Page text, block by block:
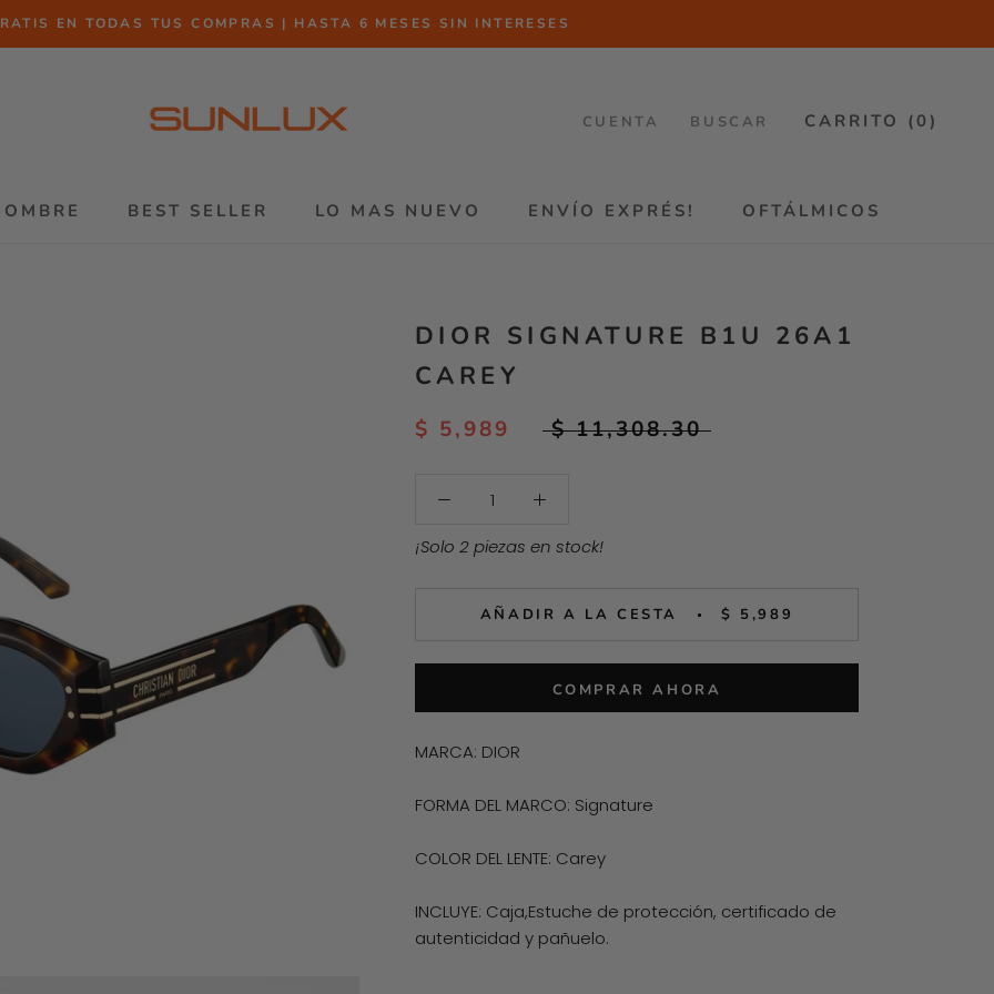
EN TODAS TUS COMPRAS | HASTA 6 MESES SIN INTERESES
BEST SELLER
LO MAS NUEVO
ENVÍO EXPRÉS!
OFTÁLMICOS
CUENTA BUSCAR CARRITO ( 0 )
DIOR SIGNATURE B1U 26A1
CAREY
$ 5,989 $ 11,308.30
¡Solo 2 piezas en stock!
AÑADIR A LA CESTA $ 5,989
COMPRAR AHORA
MARCA: DIOR
FORMA DEL MARCO: Signature
COLOR DEL LENTE: Carey
INCLUYE: Caja,Estuche de protección, certificado de
autenticidad y pañuelo.